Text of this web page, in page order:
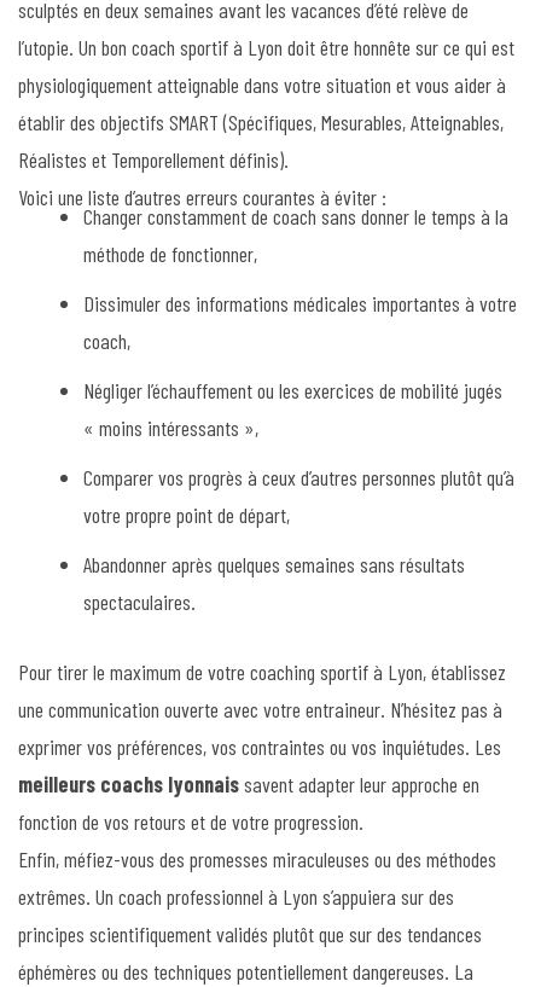
sculptés en deux semaines avant les vacances d’été relève de
l’utopie. Un bon coach sportif à Lyon doit être honnête sur ce qui est
physiologiquement atteignable dans votre situation et vous aider à
établir des objectifs SMART (Spécifiques, Mesurables, Atteignables,
Réalistes et Temporellement définis).
Voici une liste d’autres erreurs courantes à éviter :
Changer constamment de coach sans donner le temps à la
méthode de fonctionner,
Dissimuler des informations médicales importantes à votre
coach,
Négliger l’échauffement ou les exercices de mobilité jugés
« moins intéressants »,
Comparer vos progrès à ceux d’autres personnes plutôt qu’à
votre propre point de départ,
Abandonner après quelques semaines sans résultats
spectaculaires.
Pour tirer le maximum de votre coaching sportif à Lyon, établissez
une communication ouverte avec votre entraineur. N’hésitez pas à
exprimer vos préférences, vos contraintes ou vos inquiétudes. Les
meilleurs coachs lyonnaissavent adapter leur approche en
fonction de vos retours et de votre progression.
Enfin, méfiez-vous des promesses miraculeuses ou des méthodes
extrêmes. Un coach professionnel à Lyon s’appuiera sur des
principes scientifiquement validés plutôt que sur des tendances
éphémères ou des techniques potentiellement dangereuses. La